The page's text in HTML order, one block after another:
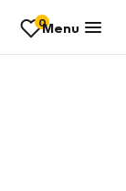
0Menu